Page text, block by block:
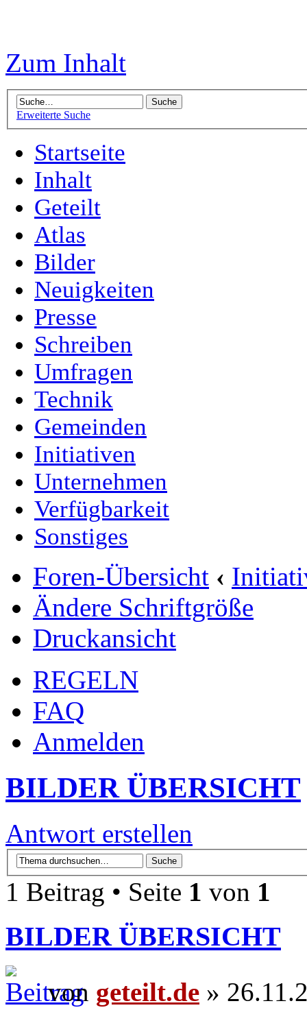
Zum Inhalt
Erweiterte Suche
Startseite
Inhalt
Geteilt
Atlas
Bilder
Neuigkeiten
Presse
Schreiben
Umfragen
Technik
Gemeinden
Initiativen
Unternehmen
Verfügbarkeit
Sonstiges
Foren-Übersicht ‹
Ändere Schriftgröße
Druckansicht
REGELN
FAQ
Anmelden
BILDER ÜBERSICHT
Antwort erstellen
1 Beitrag • Seite 1 von 1
BILDER ÜBERSICHT
von geteilt.de »